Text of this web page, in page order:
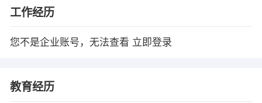
工作经历
您不是企业账号，无法查看 立即登录
教育经历